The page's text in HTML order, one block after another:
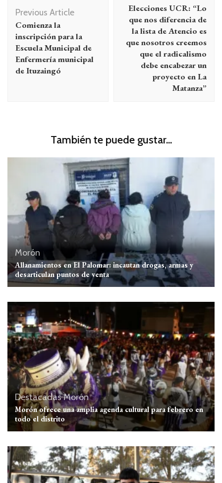
entradas
Previous Article
Comienza la
inscripción para la
Escuela Municipal de
Enfermería municipal
de Ituzaingó
Elecciones UCR: “Lo
que nos diferencia de
la lista de Atencio es
que nosotros creemos
que el radicalismo
debe encabezar un
proyecto en La
Matanza”
También te puede gustar...
Morón
Allanamientos en El Palomar: incautan drogas, armas y
desarticulan puntos de venta
DestacadasMorón
Morón ofrece una amplia agenda cultural para febrero en
todo el distrito